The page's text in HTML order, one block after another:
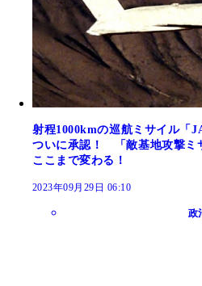
射程1000kmの巡航ミサイル「
ついに承認！ 「敵基地攻撃ミ
ここまで変わる！
2023年09月29日 06:10
政